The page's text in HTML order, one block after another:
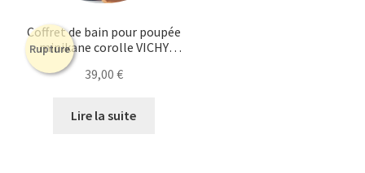
Rupture
Coffret de bain pour poupée
minikane corolle VICHY
MOUTARDE
39,00 €
Lire la suite